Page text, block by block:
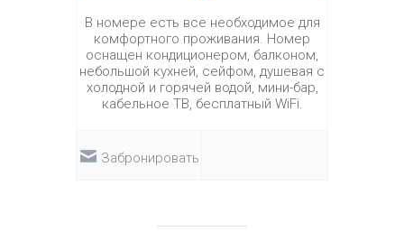
В номере есть все необходимое для
комфортного проживания. Номер
оснащен кондиционером, балконом,
небольшой кухней, сейфом, душевая с
холодной и горячей водой, мини-бар,
кабельное ТВ, бесплатный WiFi.
Забронировать